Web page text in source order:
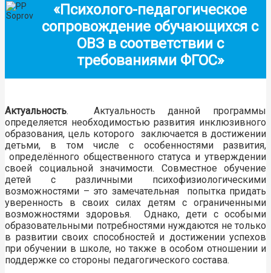
«Психолого-педагогическое
сопровождение обучающихся с
ОВЗ в соответствии с
требованиями ФГОС»
Актуальность. Актуальность данной программы
определяется необходимостью развития инклюзивного
образования, цель которого заключается в достижении
детьми, в том числе с особенностями развития,
определённого общественного статуса и утверждении
своей социальной значимости. Совместное обучение
детей с различными психофизиологическими
возможностями – это замечательная попытка придать
уверенность в своих силах детям с ограниченными
возможностями здоровья. Однако, дети с особыми
образовательными потребностями нуждаются не только
в развитии своих способностей и достижении успехов
при обучении в школе, но также в особом отношении и
поддержке со стороны педагогического состава.